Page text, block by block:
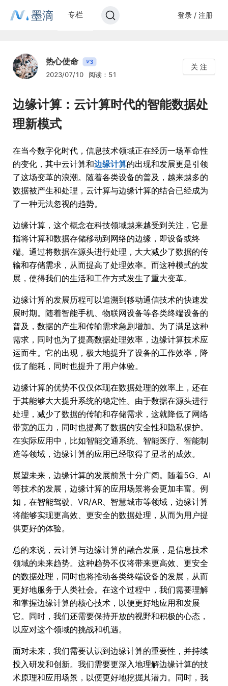
墨滴 专栏 登录 / 注册
热心使命 V3
2023/07/10 阅读：51
关 注
边缘计算：云计算时代的智能数据处
理新模式
在当今数字化时代，信息技术领域正在经历一场革命性
的变化，其中云计算和边缘计算的出现和发展更是引领
了这场变革的浪潮。随着各类设备的普及，越来越多的
数据被产生和处理，云计算与边缘计算的结合已经成为
了一种无法忽视的趋势。
边缘计算，这个概念在科技领域越来越受到关注，它是
指将计算和数据存储移动到网络的边缘，即设备或终
端。通过将数据在源头进行处理，大大减少了数据的传
输和存储需求，从而提高了处理效率。而这种模式的发
展，使得我们的生活和工作方式发生了重大变革。
边缘计算的发展历程可以追溯到移动通信技术的快速发
展时期。随着智能手机、物联网设备等各类终端设备的
普及，数据的产生和传输需求急剧增加。为了满足这种
需求，同时也为了提高数据处理效率，边缘计算技术应
运而生。它的出现，极大地提升了设备的工作效率，降
低了能耗，同时也提升了用户体验。
边缘计算的优势不仅仅体现在数据处理的效率上，还在
于其能够大大提升系统的稳定性。由于数据在源头进行
处理，减少了数据的传输和存储需求，这就降低了网络
带宽的压力，同时也提高了数据的安全性和隐私保护。
在实际应用中，比如智能交通系统、智能医疗、智能制
造等领域，边缘计算的应用已经取得了显著的成效。
展望未来，边缘计算的发展前景十分广阔。随着5G、AI
等技术的发展，边缘计算的应用场景将会更加丰富。例
如，在智能驾驶、VR/AR、智慧城市等领域，边缘计算
将能够实现更高效、更安全的数据处理，从而为用户提
供更好的体验。
总的来说，云计算与边缘计算的融合发展，是信息技术
领域的未来趋势。这种趋势不仅将带来更高效、更安全
的数据处理，同时也将推动各类终端设备的发展，从而
更好地服务于人类社会。在这个过程中，我们需要理解
和掌握边缘计算的核心技术，以便更好地应用和发展
它。同时，我们还需要保持开放的视野和积极的心态，
以应对这个领域的挑战和机遇。
面对未来，我们需要认识到边缘计算的重要性，并持续
投入研发和创新。我们需要更深入地理解边缘计算的技
术原理和应用场景，以便更好地挖掘其潜力。同时，我